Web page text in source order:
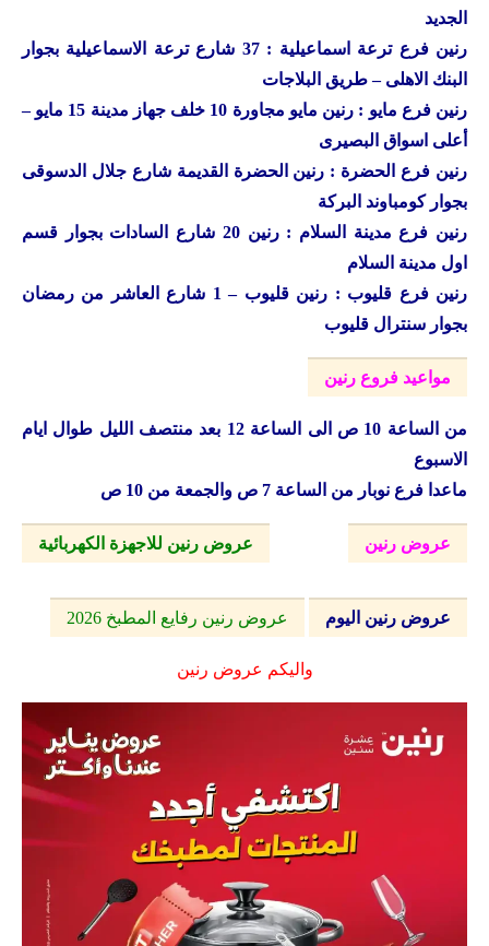
الجديد
رنين فرع ترعة اسماعيلية : 37 شارع ترعة الاسماعيلية بجوار
البنك الاهلى – طريق البلاجات
رنين فرع مايو : رنين مايو مجاورة 10 خلف جهاز مدينة 15 مايو –
أعلى اسواق البصيرى
رنين فرع الحضرة : رنين الحضرة القديمة شارع جلال الدسوقى
بجوار كومباوند البركة
رنين فرع مدينة السلام : رنين 20 شارع السادات بجوار قسم
اول مدينة السلام
رنين فرع قليوب : رنين قليوب – 1 شارع العاشر من رمضان
بجوار سنترال قليوب
مواعيد فروع رنين
من الساعة 10 ص الى الساعة 12 بعد منتصف الليل طوال ايام
الاسبوع
ماعدا فرع نوبار من الساعة 7 ص والجمعة من 10 ص
عروض رنين عروض رنين للاجهزة الكهربائية
عروض رنين اليوم عروض رنين رفايع المطبخ 2026
واليكم عروض رنين